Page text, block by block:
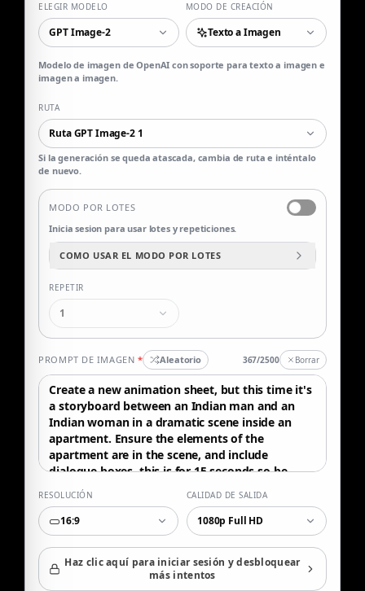
ELEGIR MODELO
GPT Image-2
MODO DE CREACIÓN
Texto a Imagen
Modelo de imagen de OpenAI con soporte para texto a imagen e
imagen a imagen.
RUTA
Ruta GPT Image-2 1
Si la generación se queda atascada, cambia de ruta e inténtalo
de nuevo.
MODO POR LOTES
Inicia sesion para usar lotes y repeticiones.
COMO USAR EL MODO POR LOTES
REPETIR
1
PROMPT DE IMAGEN * Aleatorio 367/2500 Borrar
RESOLUCIÓN
16:9
CALIDAD DE SALIDA
1080p Full HD
Haz clic aquí para iniciar sesión y desbloquear
más intentos